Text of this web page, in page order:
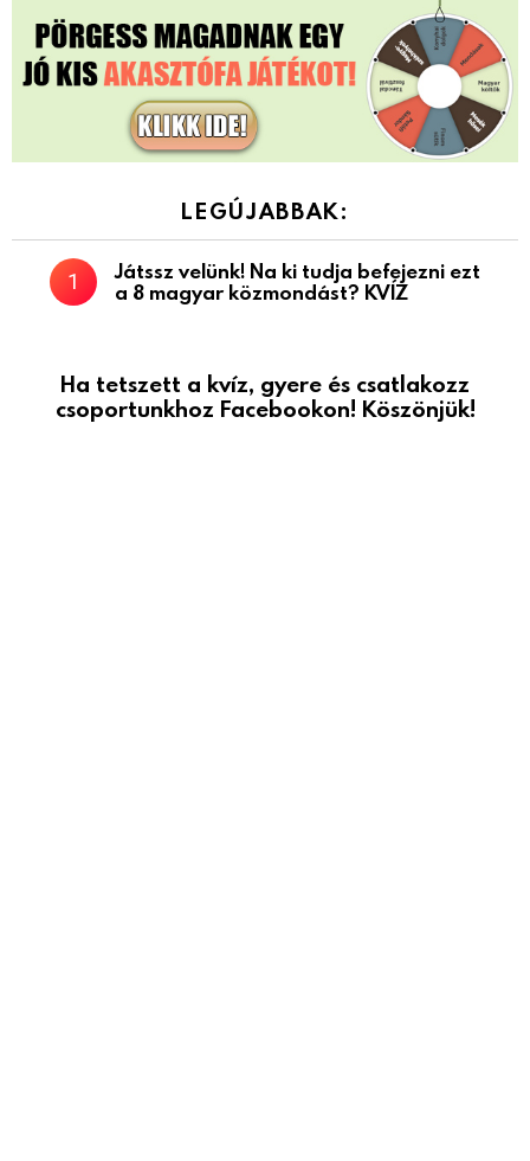
LEGÚJABBAK:
Játssz velünk! Na ki tudja befejezni ezt
a 8 magyar közmondást? KVÍZ
Ha tetszett a kvíz, gyere és csatlakozz
csoportunkhoz Facebookon! Köszönjük!